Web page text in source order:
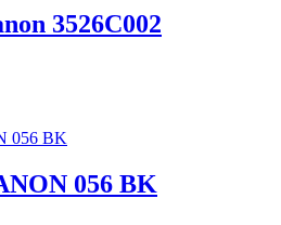
3526C002
056 BK